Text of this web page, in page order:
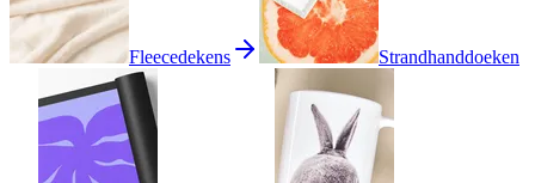
Fleecedekens Strandhanddoeken